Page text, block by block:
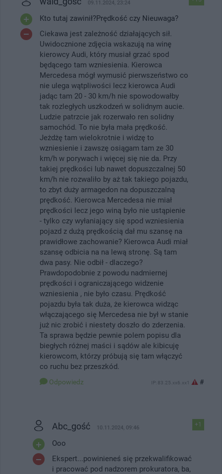
09.11.2024, 23:24
Kto tutaj zawinił?Prędkość czy Nieuwaga?
Ciekawa jest zależność działających sił.
Uwidocznione zdjęcia wskazują na winę
kierowcy Audi, który musiał grzać spod
będącego tam wzniesienia. Kierowca
Mercedesa mógł wymusić pierwszeństwo co
nie ulega wątpliwości lecz kierowca Audi
jadąc tam 20 - 30 km/h nie spowodowałby
tak rozległych uszkodzeń w solidnym aucie.
Ludzie patrzcie jak rozerwało ren solidny
samochód. To nie była mała prędkość.
Jeżdżę tam wielokrotnie i widzę to
wzniesienie i zawszę osiągam tam ze 30
km/h w porywach i więcej się nie da. Przy
takiej prędkości lub nawet dopuszczalnej 50
km/h nie rozwaliło by aż tak takiego pojazdu,
to zbyt duży armagedon na dopuszczalną
prędkość. Kierowca Mercedesa nie miał
prędkości lecz jego winą było nie ustąpienie
- tylko czy wyłaniający się spod wzniesienia
pojazd z dużą prędkością dał mu szansę na
prawidłowe zachowanie? Kierowca Audi miał
szansę odbicia na na lewą stronę. Są tam
dwa pasy. Nie odbił - dlaczego?
Prawdopodobnie z powodu nadmiernej
prędkości i ograniczającego widzenie
wzniesienia , nie było czasu. Prędkość
pojazdu była tak duża, że kierowca widząc
włączającego się Mercedesa nie był w stanie
już nic zrobić i niestety doszło do zderzenia.
Ta sprawa będzie pewnie polem popisu dla
biegłych różnej maści i sądów ale kibicuję
kierowcom, którzy próbują się tam włączyć
co ruchu bez przeszkód.
Odpowiedz IP: 83.25.xx6.xx1 #
+1
Abc_gość 10.11.2024, 09:46
Ooo
Ekspert...powinieneś się przekwalifikować
i pracować pod nadzorem prokuratora, ba,